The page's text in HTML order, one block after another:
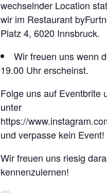
wechselnder Location
wir im Restaurant
Platz 4, 6020 Innsbruck.
Wir freuen uns wenn
19.00 Uhr erscheinst.
Folge uns auf Eventbrite
unter
https://
und verpasse kein Event!
Wir freuen uns riesig
kennenzulernen!